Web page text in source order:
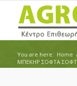
You are here: Home
ΜΠΕΚΗΡ ΣΟΦΤΑ